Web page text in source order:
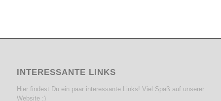
INTERESSANTE LINKS
Hier findest Du ein paar interessante Links! Viel Spaß auf unserer
Website :)